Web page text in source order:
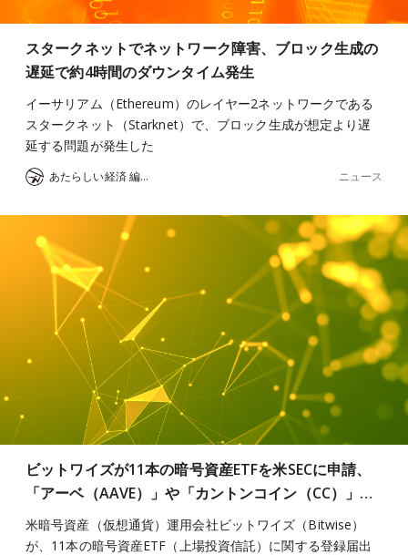
スタークネットでネットワーク障害、ブロック生成の
遅延で約4時間のダウンタイム発生
イーサリアム（Ethereum）のレイヤー2ネットワークである
スタークネット（Starknet）で、ブロック生成が想定より遅
延する問題が発生した
あたらしい経済 編集部 ニュース
ビットワイズが11本の暗号資産ETFを米SECに申請、
「アーベ（AAVE）」や「カントンコイン（CC）」…
米暗号資産（仮想通貨）運用会社ビットワイズ（Bitwise）
が、11本の暗号資産ETF（上場投資信託）に関する登録届出